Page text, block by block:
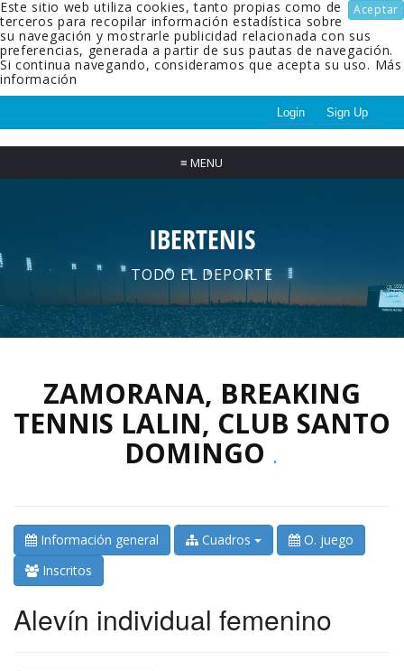
Aceptar
Este sitio web utiliza cookies, tanto propias como de
terceros para recopilar información estadística sobre
su navegación y mostrarle publicidad relacionada con sus
preferencias, generada a partir de sus pautas de navegación.
Si continua navegando, consideramos que acepta su uso. Más
información
Login Sign Up
≡ MENU
IBERTENIS
TODO EL DEPORTE
ZAMORANA, BREAKING
TENNIS LALIN, CLUB SANTO
DOMINGO .
Información general Cuadros
O. juego
Inscritos
Alevín individual femenino